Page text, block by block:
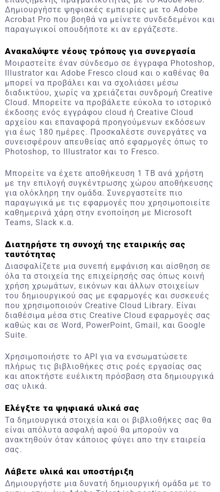
Δημιουργήστε ψηφιακές εμπειρίες με το Adobe
Acrobat Pro που βοηθά να μείνετε συνδεδεμένοι και
παραγωγικοί οπουδήποτε κι αν εργάζεστε.
Ανακαλύψτε νέους τρόπους για συνεργασία
Μοιραστείτε έναν σύνδεσμο σε έγγραφα Photoshop,
Illustrator και Adobe Fresco cloud και ο καθένας θα
μπορεί να προβάλει και να σχολιάσει μέσω
διαδικτύου, χωρίς να χρειάζεται συνδρομή Creative
Cloud. Μπορείτε να προβάλετε εύκολα το ιστορικό
έκδοσης ενός εγγράφου cloud ή Creative Cloud
αρχείου και επαναφορά προηγούμενων εκδόσεων
για έως 180 ημέρες. Προσκαλέστε συνεργάτες να
συνεισφέρουν απευθείας από εφαρμογές όπως το
Photoshop, το Illustrator και το Fresco.
Μπορείτε να έχετε αποθήκευση 1 TB ανά χρήστη
με την επιλογή συγκέντρωσης χώρου αποθήκευσης
για ολόκληρη την ομάδα. Συνεργαστείτε πιο
παραγωγικά με τις εφαρμογές που χρησιμοποιείτε
καθημερινά χάρη στην ενοποίηση με Microsoft
Teams, Slack κ.α.
Διατηρήστε τη συνοχή της εταιρικής σας
ταυτότητας
Διασφαλίζετε μια συνεπή εμφάνιση και αίσθηση σε
όλα τα στοιχεία της επιχείρησής σας όπως κοινή
χρήση χρωμάτων, εικόνων και άλλων στοιχείων
του δημιουργικού σας με εφαρμογές και συσκευές
που χρησιμοποιούν Creative Cloud Library. Είναι
διαθέσιμα μέσα στις Creative Cloud εφαρμογές σας
καθώς και σε Word, PowerPoint, Gmail, και Google
Suite.
Χρησιμοποιήστε το API για να ενσωματώσετε
πλήρως τις βιβλιοθήκες στις ροές εργασίας σας
και αποκτήστε ευέλικτη πρόσβαση στα δημιουργικά
σας υλικά.
Ελέγξτε τα ψηφιακά υλικά σας
Τα δημιουργικά στοιχεία και οι βιβλιοθήκες σας θα
είναι απόλυτα ασφαλή αφού θα μπορούν να
ανακτηθούν όταν κάποιος φύγει απο την εταιρεία
σας.
Λάβετε υλικά και υποστήριξη
Δημιουργήστε μια δυνατή δημιουργική ομάδα με το